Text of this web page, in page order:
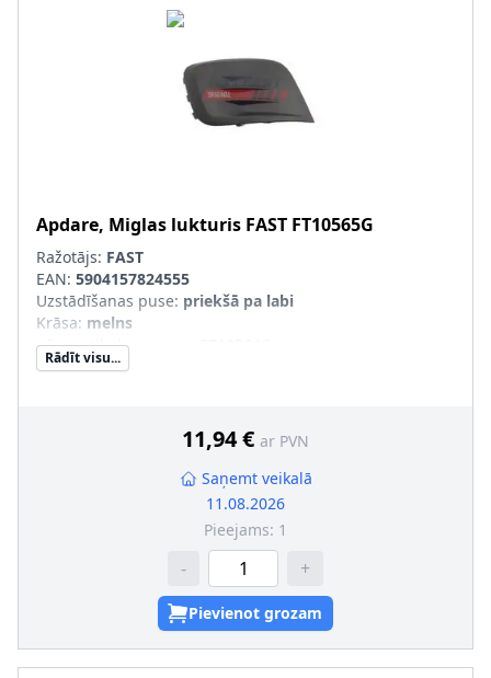
Apdare, Miglas lukturis FAST FT10565G
Ražotājs: FAST
EAN: 5904157824555
Uzstādīšanas puse: priekšā pa labi
Krāsa: melns
pāra artikulu numuri
Rādīt visu...
11,94 € ar PVN
Saņemt veikalā
11.08.2026
Pieejams: 1
- +
Pievienot grozam